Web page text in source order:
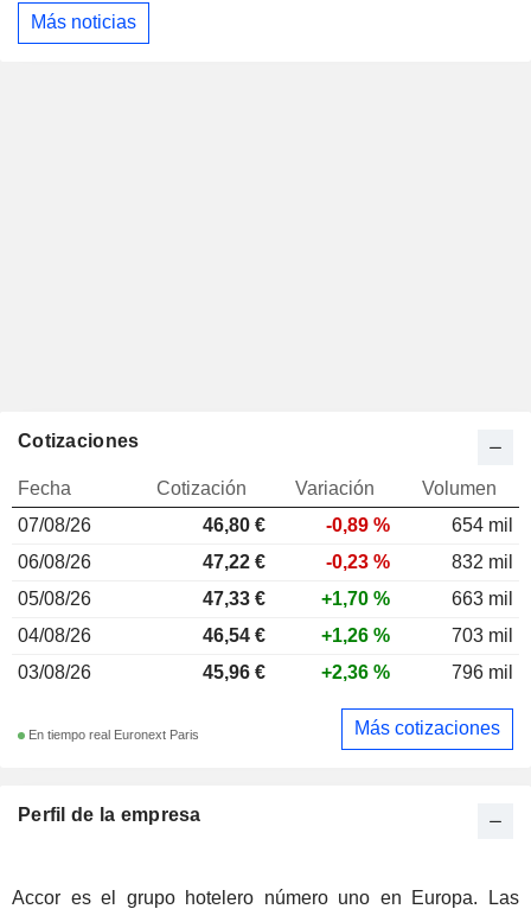
Más noticias
Perfil de la empresa
Accor es el grupo hotelero número uno en Europa. Las
Cotizaciones
Fecha Cotización Variación
Volumen
07/08/26
46,80 € -0,89 %
654 mil
06/08/26
47,22 € -0,23 %
832 mil
05/08/26
47,33 € +1,70 %
663 mil
04/08/26
46,54 € +1,26 %
703 mil
03/08/26
45,96 € +2,36 % 796 mil
En tiempo real Euronext Paris Más cotizaciones